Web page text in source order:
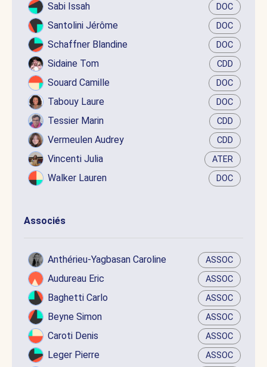
Sabi Issah DOC
Santolini Jérôme DOC
Schaffner Blandine DOC
Sidaine Tom CDD
Souard Camille DOC
Tabouy Laure DOC
Tessier Marin CDD
Vermeulen Audrey CDD
Vincenti Julia ATER
Walker Lauren DOC
Associés
Anthérieu-Yagbasan Caroline ASSOC
Audureau Eric ASSOC
Baghetti Carlo ASSOC
Beyne Simon ASSOC
Caroti Denis ASSOC
Leger Pierre ASSOC